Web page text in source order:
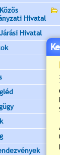
Hivatal
Hivatal